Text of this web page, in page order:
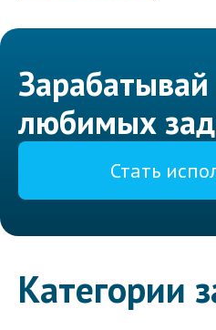
Зарабатывай
любимых
Стать
Категории